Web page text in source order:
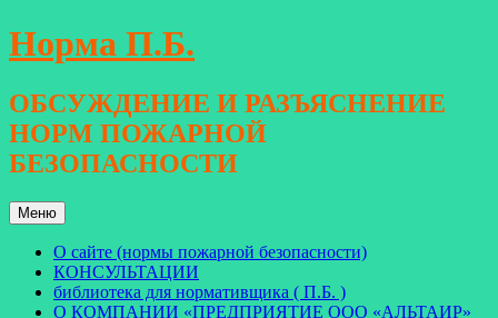
Перейти
к
Норма П.Б.
ОБСУЖДЕНИЕ И РАЗЪЯСНЕНИЕ
НОРМ ПОЖАРНОЙ
БЕЗОПАСНОСТИ
Меню
О сайте (нормы пожарной безопасности)
КОНСУЛЬТАЦИИ
библиотека для нормативщика ( П.Б. )
О КОМПАНИИ «ПРЕДПРИЯТИЕ ООО «АЛЬТАИР»